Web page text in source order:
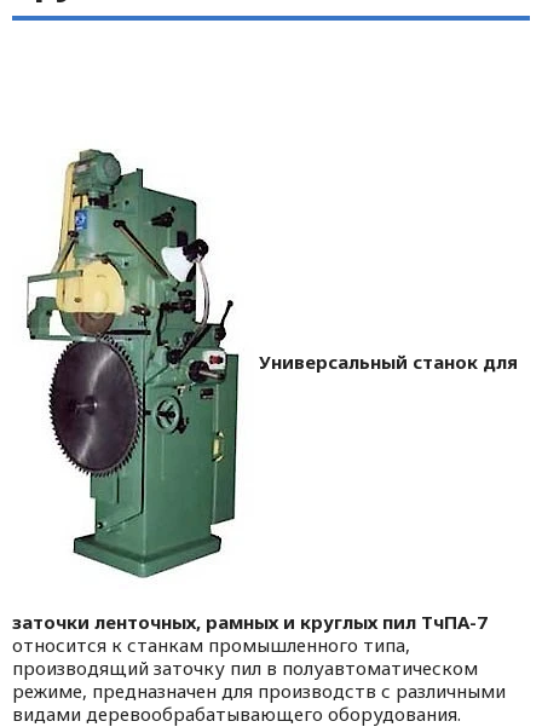
Универсальный станок для
заточки ленточных, рамных и круглых пил ТчПА-7
относится к станкам промышленного типа,
производящий заточку пил в полуавтоматическом
режиме, предназначен для производств с различными
видами деревообрабатывающего оборудования.